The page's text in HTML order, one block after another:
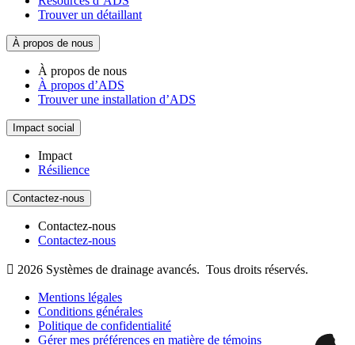
Trouver un détaillant
À propos de nous
À propos de nous
À propos d’ADS
Trouver une installation d’ADS
Impact social
Impact
Résilience
Contactez-nous
Contactez-nous
Contactez-nous
 2026 Systèmes de drainage avancés. Tous droits réservés.
Mentions légales
Conditions générales
Politique de confidentialité
Gérer mes préférences en matière de témoins